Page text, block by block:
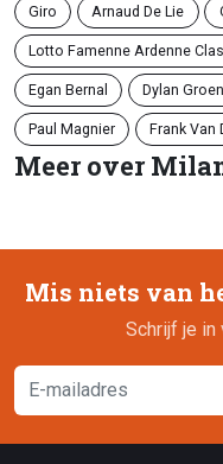
Giro Arnaud De Lie
Lotto Famenne Ardenne
Egan Bernal Dylan
Paul Magnier Frank Van
Meer over
Mis niets van
Schrijf je